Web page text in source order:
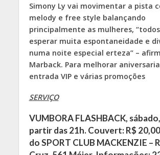
Simony Ly vai movimentar a pista
melody e free style balançando
principalmente as mulheres,
esperar muita espontaneidade e
numa noite especial erteza” –
Marback. Para melhorar
entrada VIP e várias promoções
SERVIÇO
VUMBORA FLASHBACK,
partir das 21h. Couvert: R$
do SPORT CLUB MACKENZIE –